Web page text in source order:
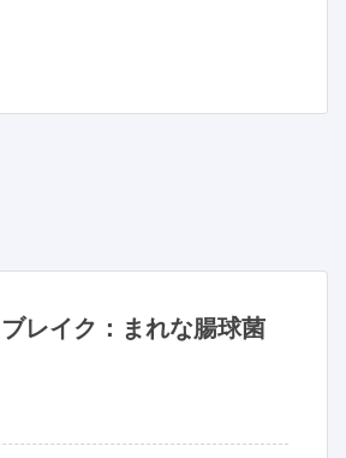
レイク：まれな腸球菌